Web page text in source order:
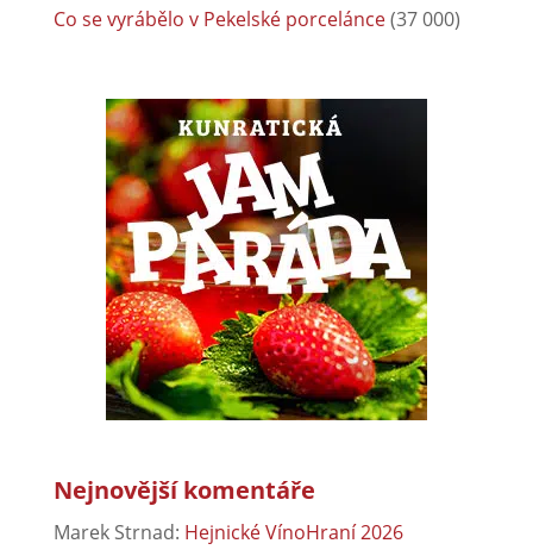
Co se vyrábělo v Pekelské porcelánce(37 000)
Nejnovější komentáře
Marek Strnad: Hejnické VínoHraní 2026